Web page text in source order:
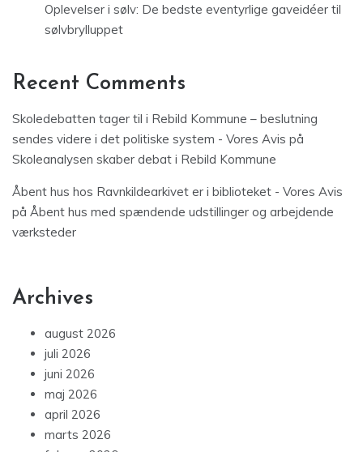
Oplevelser i sølv: De bedste eventyrlige gaveidéer til
sølvbrylluppet
Recent Comments
Skoledebatten tager til i Rebild Kommune – beslutning
sendes videre i det politiske system - Vores Avis på
Skoleanalysen skaber debat i Rebild Kommune
Åbent hus hos Ravnkildearkivet er i biblioteket - Vores Avis
på Åbent hus med spændende udstillinger og arbejdende
værksteder
Archives
august 2026
juli 2026
juni 2026
maj 2026
april 2026
marts 2026